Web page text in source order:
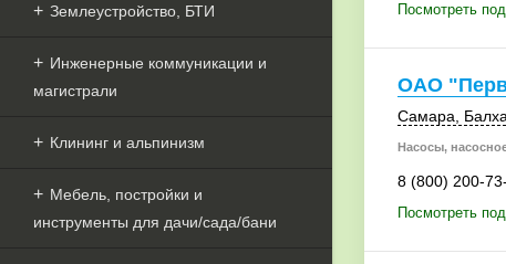
Землеустройство, БТИ
Инженерные коммуникации и
магистрали
Клининг и альпинизм
Мебель, постройки и
инструменты для дачи/сада/бани
Посмотреть
ОАО
Самара ,
Насосы,
8 (800) 200-
Посмотреть